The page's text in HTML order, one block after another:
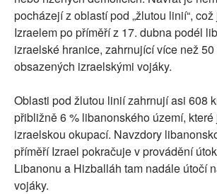
pocházejí z oblastí pod „žlutou linií“,
Izraelem po příměří z 17. dubna podél
izraelské hranice, zahrnující více než
obsazených izraelskými vojáky.
Oblasti pod žlutou linií zahrnují asi 608
přibližně 6 % libanonského území, které
izraelskou okupací. Navzdory
příměří Izrael pokračuje v provádění
Libanonu a Hizballáh tam nadále útočí
vojáky.